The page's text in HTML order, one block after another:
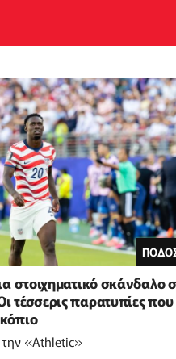
στοιχηματικό σκάνδαλο
τέσσερις παρατυπίες
«Αthletic»